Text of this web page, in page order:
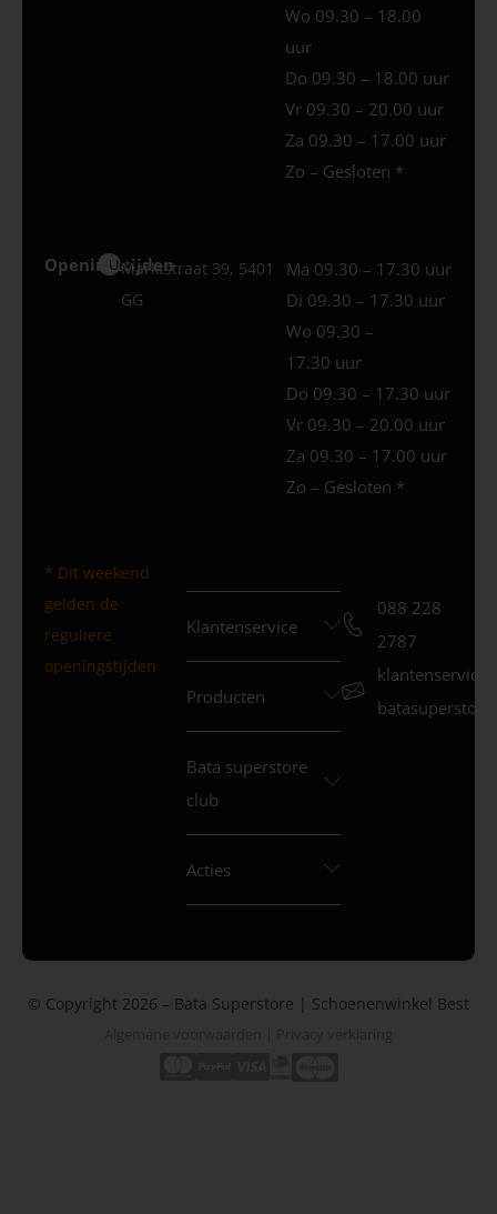
Wo 09.30 – 18.00
uur
Do 09.30 – 18.00 uur
Vr 09.30 – 20.00 uur
Za 09.30 – 17.00 uur
Zo – Gesloten *
Openingstijden
Uden
Marktstraat 39, 5401
GG
Ma 09.30 – 17.30 uur
Di 09.30 – 17.30 uur
Wo 09.30 –
17.30 uur
Do 09.30 – 17.30 uur
Vr 09.30 – 20.00 uur
Za 09.30 – 17.00 uur
Zo – Gesloten *
* Dit weekend
gelden de
reguliere
openingstijden
Klantenservice
Producten
Bata superstore
club
Acties
088 228
2787
© Copyright 2026 – Bata Superstore | Schoenenwinkel Best